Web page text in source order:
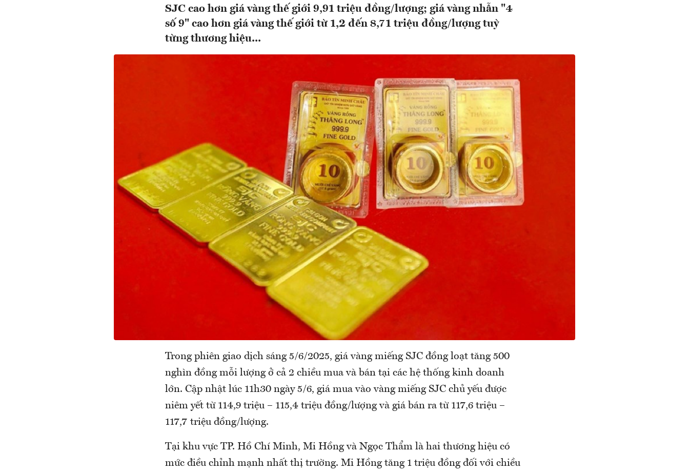
SJC cao hơn giá vàng thế giới 9,91 triệu đồng/lượng; giá vàng nhẫn "4
số 9" cao hơn giá vàng thế giới từ 1,2 đến 8,71 triệu đồng/lượng tuỳ
từng thương hiệu...
Trong phiên giao dịch sáng 5/6/2025, giá vàng miếng SJC đồng loạt tăng 500
nghìn đồng mỗi lượng ở cả 2 chiều mua và bán tại các hệ thống kinh doanh
lớn. Cập nhật lúc 11h30 ngày 5/6, giá mua vào vàng miếng SJC chủ yếu được
niêm yết từ 114,9 triệu – 115,4 triệu đồng/lượng và giá bán ra từ 117,6 triệu –
117,7 triệu đồng/lượng.
Tại khu vực TP. Hồ Chí Minh, Mi Hồng và Ngọc Thẩm là hai thương hiệu có
mức điều chỉnh mạnh nhất thị trường. Mi Hồng tăng 1 triệu đồng đối với chiều